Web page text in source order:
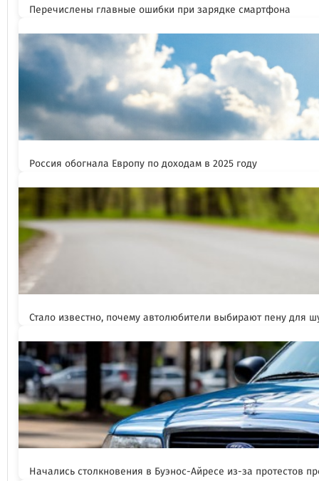
Перечислены главные ошибки при зарядке смартфона
Россия обогнала Европу по доходам в 2025 году
Стало известно, почему автолюбители выбирают пену для
Начались столкновения в Буэнос-Айресе из-за протестов